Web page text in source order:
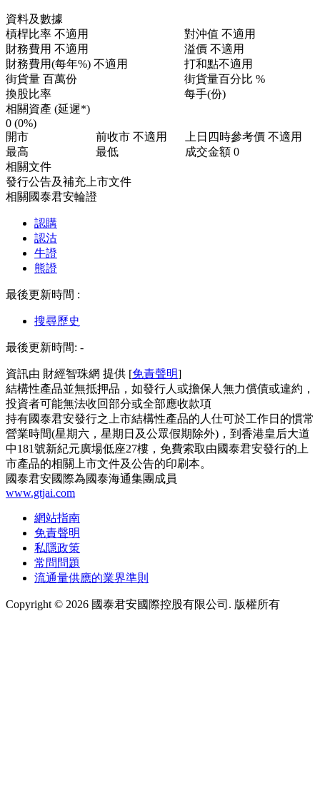
資料及數據
槓桿比率 不適用 對沖值 不適用
財務費用 不適用 溢價 不適用
財務費用(每年%) 不適用 打和點不適用
街貨量 百萬份 街貨量百分比 %
換股比率
每手(份)
相關資產 (延遲*)
0 (0%)
開市
前收市 不適用 上日四時參考價 不適用
最高
最低 成交金額 0
相關文件
發行公告及補充上市文件
相關國泰君安輪證
認購
認沽
牛證
熊證
最後更新時間 :
搜尋歷史
最後更新時間: -
資訊由 財經智珠網 提供 [免責聲明]
結構性產品並無抵押品，如發行人或擔保人無力償債或違約，
投資者可能無法收回部分或全部應收款項
持有國泰君安發行之上市結構性產品的人仕可於工作日的慣常
營業時間(星期六，星期日及公眾假期除外)，到香港皇后大道
中181號新紀元廣場低座27樓，免費索取由國泰君安發行的上
市產品的相關上市文件及公告的印刷本。
國泰君安國際為國泰海通集團成員
www.gtjai.com
網站指南
免責聲明
私隱政策
常問問題
流通量供應的業界準則
Copyright © 2026 國泰君安國際控股有限公司. 版權所有